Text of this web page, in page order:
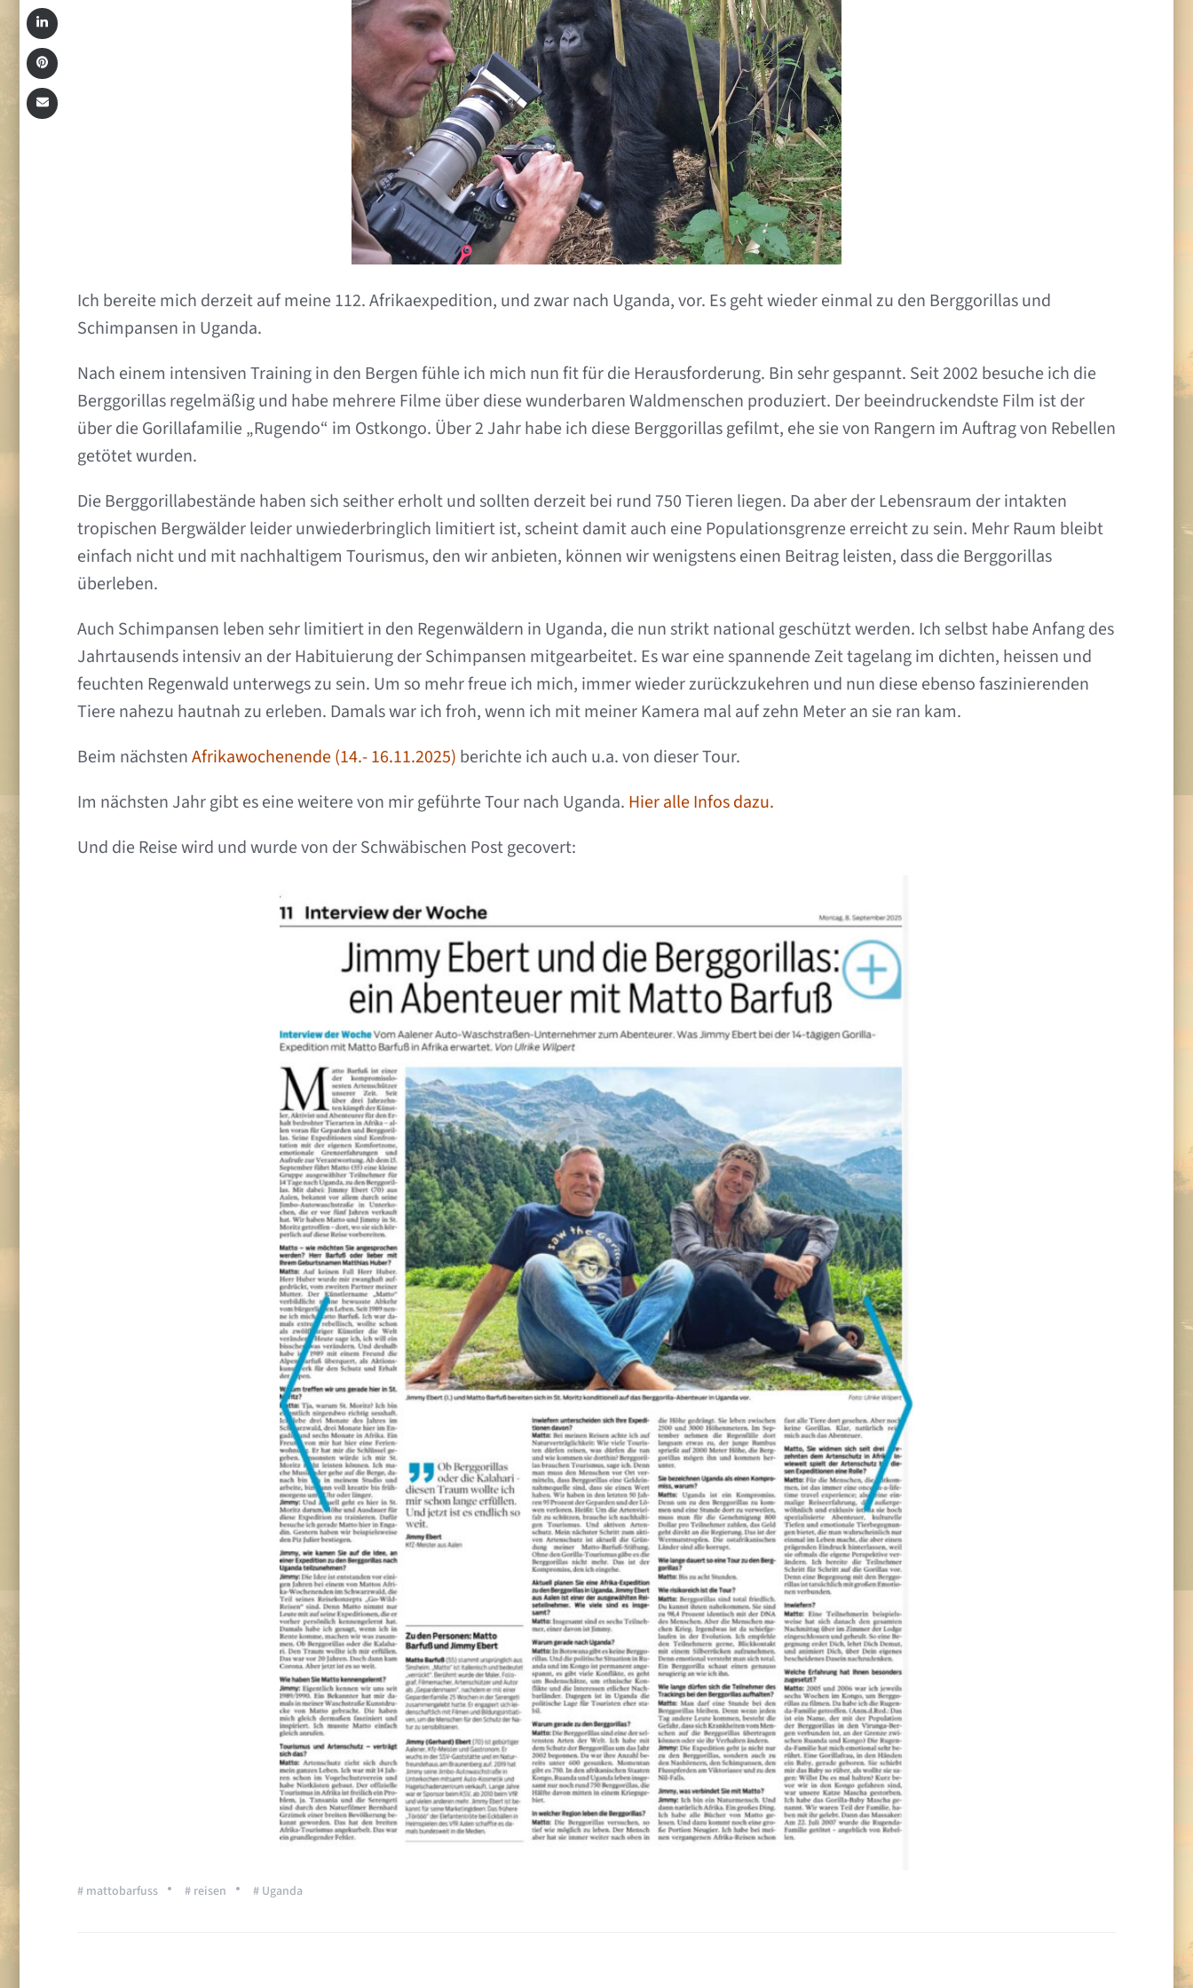
Ich bereite mich derzeit auf meine 112. Afrikaexpedition, und zwar nach Uganda, vor. Es geht wieder einmal zu den Berggorillas und
Schimpansen in Uganda.
Nach einem intensiven Training in den Bergen fühle ich mich nun fit für die Herausforderung. Bin sehr gespannt. Seit 2002 besuche ich die
Berggorillas regelmäßig und habe mehrere Filme über diese wunderbaren Waldmenschen produziert. Der beeindruckendste Film ist der
über die Gorillafamilie „Rugendo“ im Ostkongo. Über 2 Jahr habe ich diese Berggorillas gefilmt, ehe sie von Rangern im Auftrag von Rebellen
getötet wurden.
Die Berggorillabestände haben sich seither erholt und sollten derzeit bei rund 750 Tieren liegen. Da aber der Lebensraum der intakten
tropischen Bergwälder leider unwiederbringlich limitiert ist, scheint damit auch eine Populationsgrenze erreicht zu sein. Mehr Raum bleibt
einfach nicht und mit nachhaltigem Tourismus, den wir anbieten, können wir wenigstens einen Beitrag leisten, dass die Berggorillas
überleben.
Auch Schimpansen leben sehr limitiert in den Regenwäldern in Uganda, die nun strikt national geschützt werden. Ich selbst habe Anfang des
Jahrtausends intensiv an der Habituierung der Schimpansen mitgearbeitet. Es war eine spannende Zeit tagelang im dichten, heissen und
feuchten Regenwald unterwegs zu sein. Um so mehr freue ich mich, immer wieder zurückzukehren und nun diese ebenso faszinierenden
Tiere nahezu hautnah zu erleben. Damals war ich froh, wenn ich mit meiner Kamera mal auf zehn Meter an sie ran kam.
Beim nächstenAfrikawochenende (14.- 16.11.2025) berichte ich auch u.a. von dieser Tour.
Im nächsten Jahr gibt es eine weitere von mir geführte Tour nach Uganda. Hier alle Infos dazu.
Und die Reise wird und wurde von der Schwäbischen Post gecovert:
# mattobarfuss # reisen # Uganda